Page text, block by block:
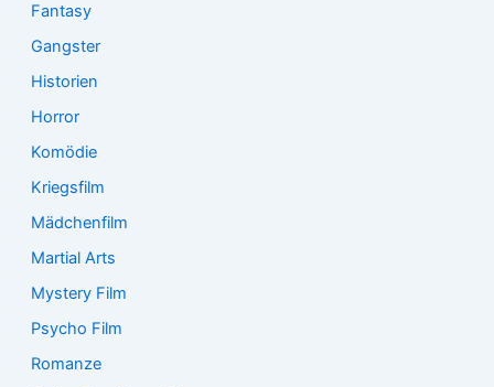
Fantasy
Gangster
Historien
Horror
Komödie
Kriegsfilm
Mädchenfilm
Martial Arts
Mystery Film
Psycho Film
Romanze